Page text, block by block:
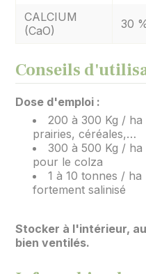
CALCIUM
(CaO)
30
Conseils
Dose d'emploi :
200 à 300 Kg /
prairies, céréales,…
300 à 500 Kg /
pour le colza
1 à 10 tonnes /
fortement salinisé
Stocker à l'intérieur,
bien ventilés.